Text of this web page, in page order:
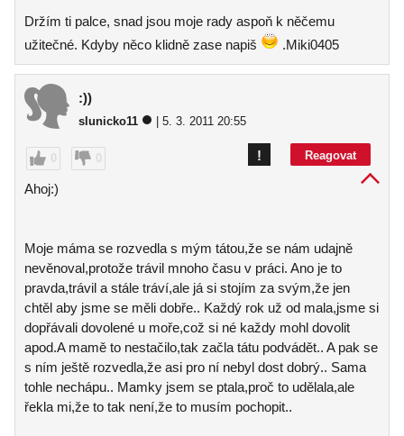
Držím ti palce, snad jsou moje rady aspoň k něčemu
užitečné. Kdyby něco klidně zase napiš
.Miki0405
:))
slunicko11 | 5. 3. 2011 20:55
0 0 Reagovat
!
Ahoj:)
Moje máma se rozvedla s mým tátou,že se nám udajně
nevěnoval,protože trávil mnoho času v práci. Ano je to
pravda,trávil a stále tráví,ale já si stojím za svým,že jen
chtěl aby jsme se měli dobře.. Každý rok už od mala,jsme si
dopřávali dovolené u moře,což si né každy mohl dovolit
apod.A mamě to nestačilo,tak začla tátu podvádět.. A pak se
s ním ještě rozvedla,že asi pro ní nebyl dost dobrý.. Sama
tohle nechápu.. Mamky jsem se ptala,proč to udělala,ale
řekla mi,že to tak není,že to musím pochopit..